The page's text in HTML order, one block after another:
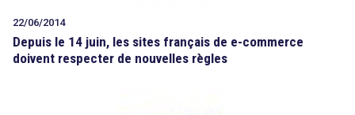
22/06/2014
Depuis le 14 juin, les sites français de e-commerce
doivent respecter de nouvelles règles